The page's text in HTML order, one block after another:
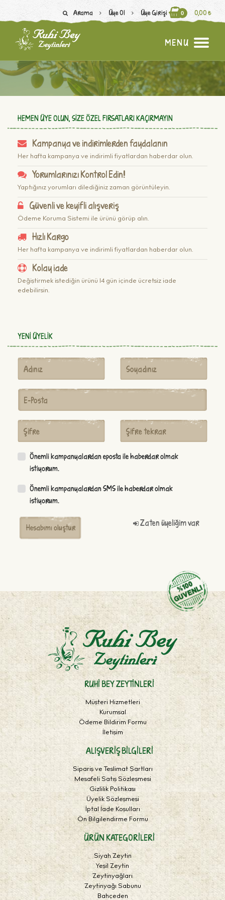
Arama Üye Ol Üye Girişi 0 0,00 ₺
MENU
HEMEN ÜYE OLUN, SIZE ÖZEL FIRSATLARI KAÇIRMAYIN
Kampanya ve indirimlerden faydalanın
Her hafta kampanya ve indirimli fiyatlardan haberdar olun.
Yorumlarınızı Kontrol Edin!
Yaptığınız yorumları dilediğiniz zaman görüntüleyin.
Güvenli ve keyifli alışveriş
Ödeme Koruma Sistemi ile ürünü görüp alın.
Hızlı Kargo
Her hafta kampanya ve indirimli fiyatlardan haberdar olun.
Kolay iade
Değiştirmek istediğin ürünü 14 gün içinde ücretsiz iade
edebilirsin.
YENI ÜYELIK
Önemli kampanyalardan eposta ile haberdar olmak
istiyorum.
Önemli kampanyalardan SMS ile haberdar olmak
istiyorum.
Hesabımı oluştur Zaten üyeliğim var
RUHI BEY ZEYTINLERI
Müşteri Hizmetleri
Kurumsal
Ödeme Bildirim Formu
İletişim
ALIŞVERIŞ BILGILERI
Sipariş ve Teslimat Şartları
Mesafeli Satış Sözleşmesi
Gizlilik Politikası
Üyelik Sözleşmesi
İptal İade Koşulları
Ön Bilgilendirme Formu
ÜRÜN KATEGORILERI
Siyah Zeytin
Yeşil Zeytin
Zeytinyağları
Zeytinyağı Sabunu
Bahçeden